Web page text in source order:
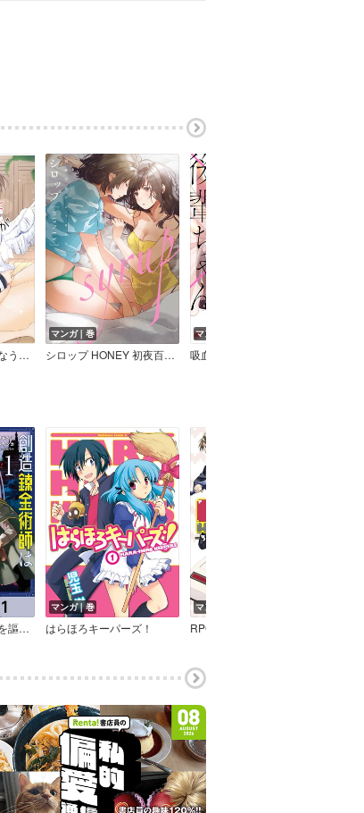
美少女が天使をやしなう話。
マンガ｜巻
シロップ HONEY 初夜百合アンソロジー
マンガ｜巻
吸血鬼ちゃん×後輩ちゃん
創造錬金術師は自由を謳歌する 故郷を追放されたら、魔王のお膝元で超絶効果のマジックアイテム作り放題になりました【分冊版】
マンガ｜巻
はらほろキーパーズ！
マンガ｜巻